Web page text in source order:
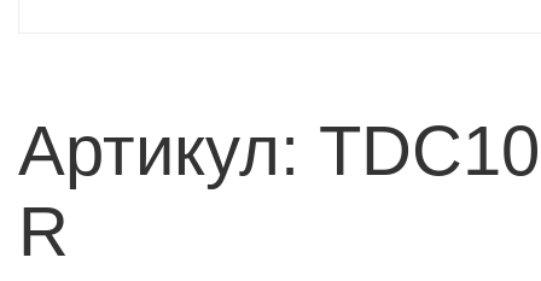
Артикул:
R